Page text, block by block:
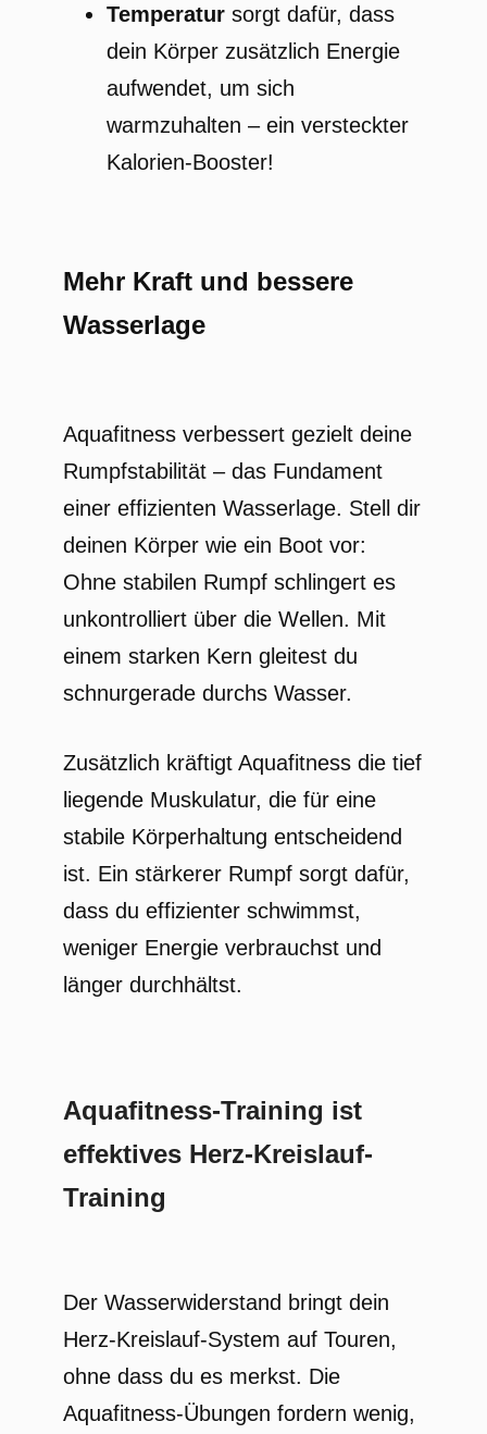
Temperatur sorgt dafür, dass
dein Körper zusätzlich Energie
aufwendet, um sich
warmzuhalten – ein versteckter
Kalorien-Booster!
Mehr Kraft und bessere
Wasserlage
Aquafitness verbessert gezielt deine
Rumpfstabilität – das Fundament
einer effizienten Wasserlage. Stell dir
deinen Körper wie ein Boot vor:
Ohne stabilen Rumpf schlingert es
unkontrolliert über die Wellen. Mit
einem starken Kern gleitest du
schnurgerade durchs Wasser.
Zusätzlich kräftigt Aquafitness die tief
liegende Muskulatur, die für eine
stabile Körperhaltung entscheidend
ist. Ein stärkerer Rumpf sorgt dafür,
dass du effizienter schwimmst,
weniger Energie verbrauchst und
länger durchhältst.
Aquafitness-Training ist
effektives Herz-Kreislauf-
Training
Der Wasserwiderstand bringt dein
Herz-Kreislauf-System auf Touren,
ohne dass du es merkst. Die
Aquafitness-Übungen fordern wenig,